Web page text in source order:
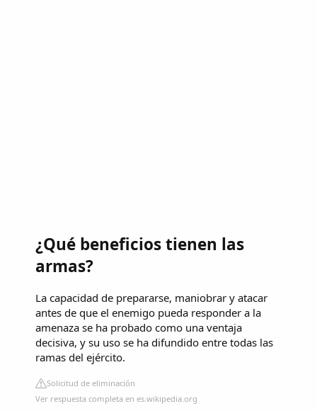
¿Qué beneficios tienen las
armas?
La capacidad de prepararse, maniobrar y atacar
antes de que el enemigo pueda responder a la
amenaza se ha probado como una ventaja
decisiva, y su uso se ha difundido entre todas las
ramas del ejército.
Solicitud de eliminación
Ver respuesta completa en es.wikipedia.org